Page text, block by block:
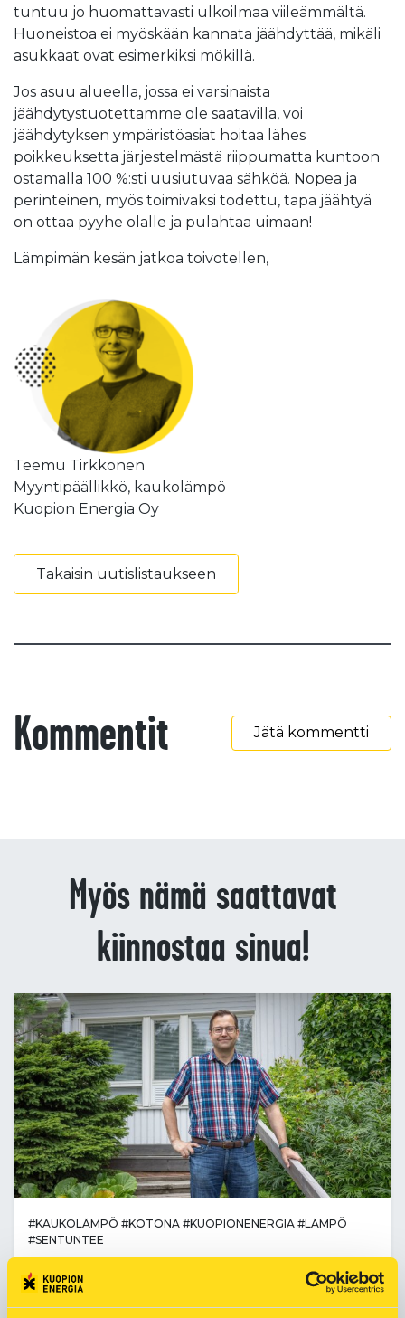
tuntuu jo huomattavasti ulkoilmaa viileämmältä.
Huoneistoa ei myöskään kannata jäähdyttää, mikäli
asukkaat ovat esimerkiksi mökillä.
Jos asuu alueella, jossa ei varsinaista
jäähdytystuotettamme ole saatavilla, voi
jäähdytyksen ympäristöasiat hoitaa lähes
poikkeuksetta järjestelmästä riippumatta kuntoon
ostamalla 100 %:sti uusiutuvaa sähköä. Nopea ja
perinteinen, myös toimivaksi todettu, tapa jäähtyä
on ottaa pyyhe olalle ja pulahtaa uimaan!
Lämpimän kesän jatkoa toivotellen,
Teemu Tirkkonen
Myyntipäällikkö, kaukolämpö
Kuopion Energia Oy
Takaisin uutislistaukseen
Kommentit Jätä kommentti
Myös nämä saattavat
kiinnostaa sinua!
#KAUKOLÄMPÖ #KOTONA #KUOPIONENERGIA #LÄMPÖ
#SENTUNTEE
Lomalle huoletta – kaukolämpökodista
on helppo lähteä pidemmäksikin aikaa